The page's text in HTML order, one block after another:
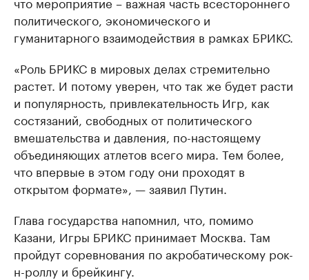
политического, экономического и
гуманитарного взаимодействия в рамках БРИКС.
«Роль БРИКС в мировых делах стремительно
растет. И потому уверен, что так же будет расти
и популярность, привлекательность Игр, как
состязаний, свободных от политического
вмешательства и давления, по-настоящему
объединяющих атлетов всего мира. Тем более,
что впервые в этом году они проходят в
открытом формате», — заявил Путин.
Глава государства напомнил, что, помимо
Казани, Игры БРИКС принимает Москва. Там
пройдут соревнования по акробатическому рок-
н-роллу и брейкингу.